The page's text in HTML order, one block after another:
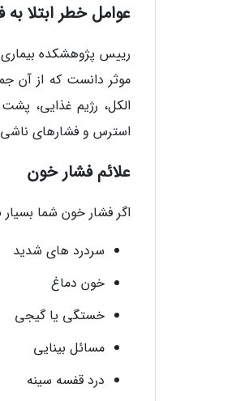
عوامل خطر ابتلا به
رییس پژوهشکده بیماری
موثر دانست که از آن
الکل، رژیم غذایی،
استرس و فشارهای
علائم فشار خون
اگر فشار خون شما بسیار
سردرد های شدید
خون دماغ
خستگی یا گیجی
مسائل بینایی
درد قفسه سینه